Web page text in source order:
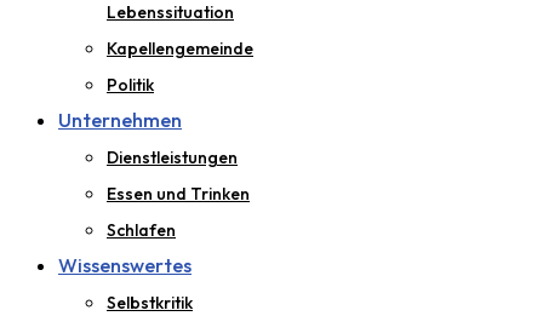
Lebenssituation
Kapellengemeinde
Politik
Unternehmen
Dienstleistungen
Essen und Trinken
Schlafen
Wissenswertes
Selbstkritik